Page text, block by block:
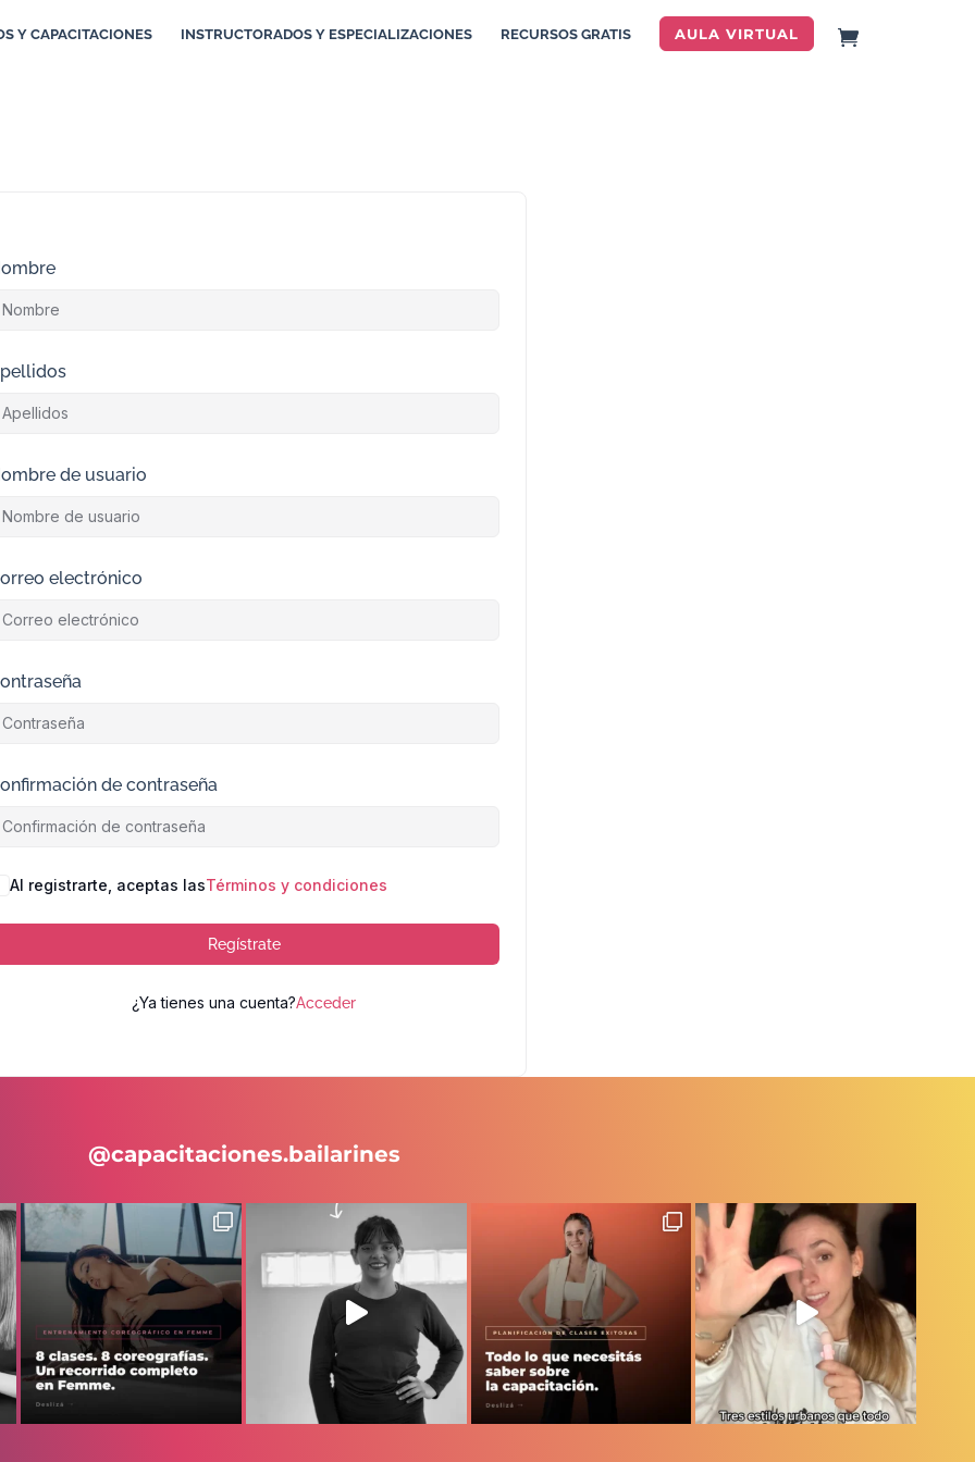
Y CAPACITACIONES INSTRUCTORADOS Y ESPECIALIZACIONES RECURSOS GRATIS AULA VIRTUAL
de usuario
electrónico
de contraseña
Al registrarte, aceptas lasTérminos y condiciones
Regístrate
¿Ya tienes una cuenta?Acceder
@capacitaciones.bailarines